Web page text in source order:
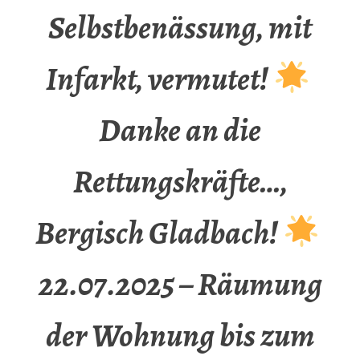
Selbstbenässung, mit
Infarkt, vermutet!
Danke an die
Rettungskräfte…,
Bergisch Gladbach!
22.07.2025 – Räumung
der Wohnung bis zum